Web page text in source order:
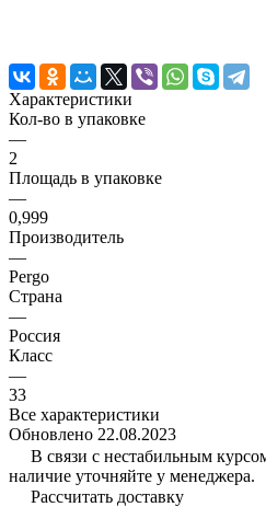
Характеристики
Кол-во в упаковке
—
2
Площадь в упаковке
—
0,999
Производитель
—
Pergo
Страна
—
Россия
Класс
—
33
Все характеристики
Обновлено 22.08.2023
В связи с нестабильным
наличие уточняйте у менеджера.
Рассчитать доставку